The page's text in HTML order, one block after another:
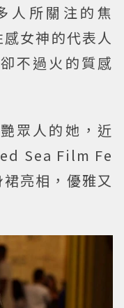
人所關注的焦
女神的代表人
不過火的質感
眾人的她，近
Sea Film Fe
亮相，優雅又